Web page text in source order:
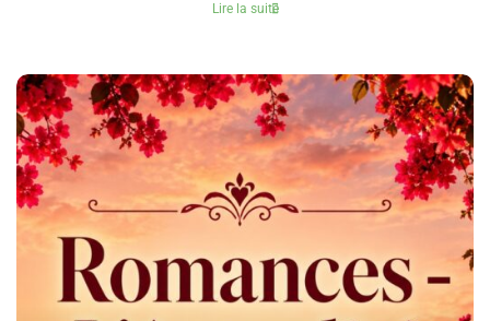
Lire la suite